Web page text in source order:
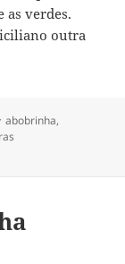
as verdes.
outra
Categorias
abobrinha,